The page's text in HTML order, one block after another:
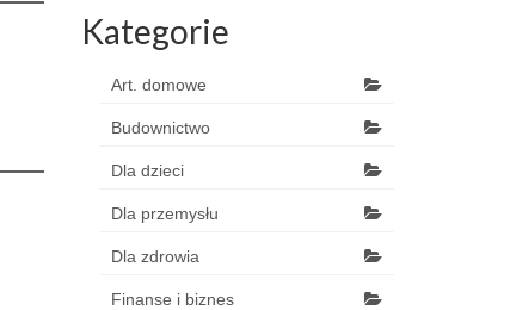
Kategorie
Art. domowe
Budownictwo
Dla dzieci
Dla przemysłu
Dla zdrowia
Finanse i biznes